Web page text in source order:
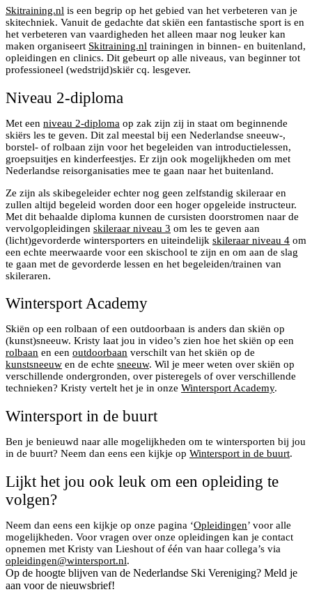
Skitraining.nl is een begrip op het gebied van het verbeteren van je
skitechniek. Vanuit de gedachte dat skiën een fantastische sport is en
het verbeteren van vaardigheden het alleen maar nog leuker kan
maken organiseert Skitraining.nl trainingen in binnen- en buitenland,
opleidingen en clinics. Dit gebeurt op alle niveaus, van beginner tot
professioneel (wedstrijd)skiër cq. lesgever.
Niveau 2-diploma
Met een niveau 2-diploma op zak zijn zij in staat om beginnende
skiërs les te geven. Dit zal meestal bij een Nederlandse sneeuw-,
borstel- of rolbaan zijn voor het begeleiden van introductielessen,
groepsuitjes en kinderfeestjes. Er zijn ook mogelijkheden om met
Nederlandse reisorganisaties mee te gaan naar het buitenland.
Ze zijn als skibegeleider echter nog geen zelfstandig skileraar en
zullen altijd begeleid worden door een hoger opgeleide instructeur.
Met dit behaalde diploma kunnen de cursisten doorstromen naar de
vervolgopleidingen skileraar niveau 3 om les te geven aan
(licht)gevorderde wintersporters en uiteindelijk skileraar niveau 4 om
een echte meerwaarde voor een skischool te zijn en om aan de slag
te gaan met de gevorderde lessen en het begeleiden/trainen van
skileraren.
Wintersport Academy
Skiën op een rolbaan of een outdoorbaan is anders dan skiën op
(kunst)sneeuw. Kristy laat jou in video’s zien hoe het skiën op een
rolbaan en een outdoorbaan verschilt van het skiën op de
kunstsneeuw en de echte sneeuw. Wil je meer weten over skiën op
verschillende ondergronden, over pisteregels of over verschillende
technieken? Kristy vertelt het je in onze Wintersport Academy.
Wintersport in de buurt
Ben je benieuwd naar alle mogelijkheden om te wintersporten bij jou
in de buurt? Neem dan eens een kijkje op Wintersport in de buurt.
Lijkt het jou ook leuk om een opleiding te
volgen?
Neem dan eens een kijkje op onze pagina ‘Opleidingen’ voor alle
mogelijkheden. Voor vragen over onze opleidingen kan je contact
opnemen met Kristy van Lieshout of één van haar collega’s via
opleidingen@wintersport.nl.
Op de hoogte blijven van de Nederlandse Ski Vereniging? Meld je
aan voor de nieuwsbrief!